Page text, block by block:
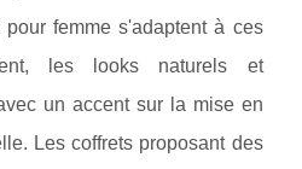
femme s'adaptent à ces
les looks naturels et
un accent sur la mise en
Les coffrets proposant des